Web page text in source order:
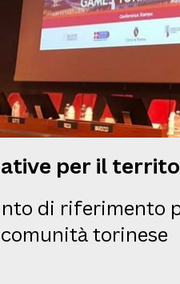
per il
di riferimento
comunità torinese